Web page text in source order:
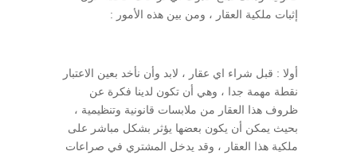
إثبات ملكية العقار ، ومن بين هذه الأمور :
أولا : قبل شراء اي عقار ، لابد وأن نأخد بعين الاعتبار
نقطة مهمة جدا ، وهي أن تكون لدينا فكرة عن
ظروف هذا العقار من ملابسات قانونية وتنظيمية ،
بحيث يمكن أن يكون بعضها يؤثر بشكل مباشر على
ملكية هذا العقار ، وقد يدخل المشتري في صراعات